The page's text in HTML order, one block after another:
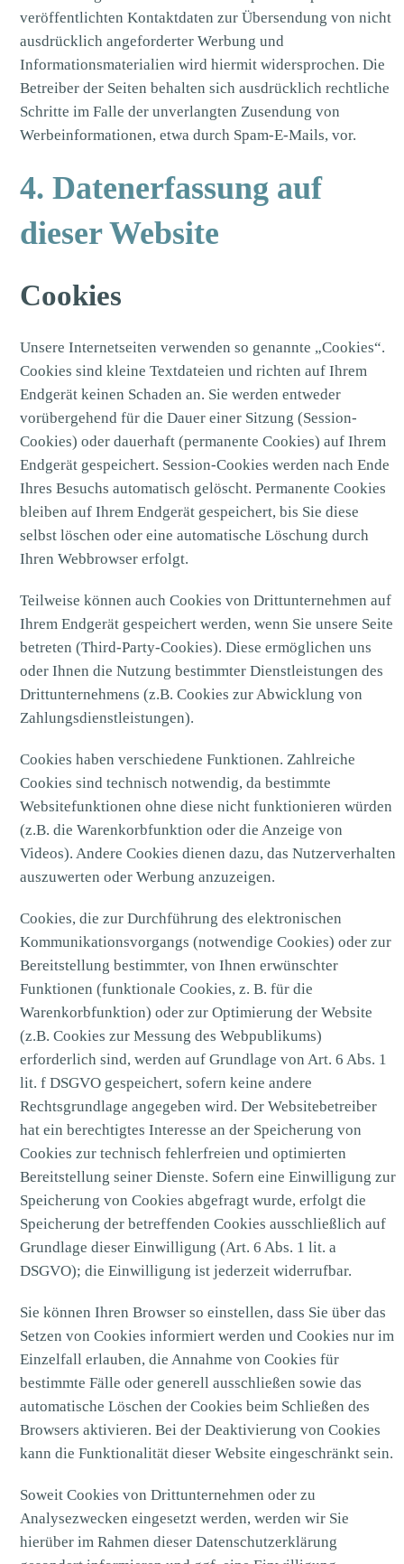
veröffentlichten Kontaktdaten zur Übersendung von nicht
ausdrücklich angeforderter Werbung und
Informationsmaterialien wird hiermit widersprochen. Die
Betreiber der Seiten behalten sich ausdrücklich rechtliche
Schritte im Falle der unverlangten Zusendung von
Werbeinformationen, etwa durch Spam-E-Mails, vor.
4. Datenerfassung auf
dieser Website
Cookies
Unsere Internetseiten verwenden so genannte „Cookies“.
Cookies sind kleine Textdateien und richten auf Ihrem
Endgerät keinen Schaden an. Sie werden entweder
vorübergehend für die Dauer einer Sitzung (Session-
Cookies) oder dauerhaft (permanente Cookies) auf Ihrem
Endgerät gespeichert. Session-Cookies werden nach Ende
Ihres Besuchs automatisch gelöscht. Permanente Cookies
bleiben auf Ihrem Endgerät gespeichert, bis Sie diese
selbst löschen oder eine automatische Löschung durch
Ihren Webbrowser erfolgt.
Teilweise können auch Cookies von Drittunternehmen auf
Ihrem Endgerät gespeichert werden, wenn Sie unsere Seite
betreten (Third-Party-Cookies). Diese ermöglichen uns
oder Ihnen die Nutzung bestimmter Dienstleistungen des
Drittunternehmens (z.B. Cookies zur Abwicklung von
Zahlungsdienstleistungen).
Cookies haben verschiedene Funktionen. Zahlreiche
Cookies sind technisch notwendig, da bestimmte
Websitefunktionen ohne diese nicht funktionieren würden
(z.B. die Warenkorbfunktion oder die Anzeige von
Videos). Andere Cookies dienen dazu, das Nutzerverhalten
auszuwerten oder Werbung anzuzeigen.
Cookies, die zur Durchführung des elektronischen
Kommunikationsvorgangs (notwendige Cookies) oder zur
Bereitstellung bestimmter, von Ihnen erwünschter
Funktionen (funktionale Cookies, z. B. für die
Warenkorbfunktion) oder zur Optimierung der Website
(z.B. Cookies zur Messung des Webpublikums)
erforderlich sind, werden auf Grundlage von Art. 6 Abs. 1
lit. f DSGVO gespeichert, sofern keine andere
Rechtsgrundlage angegeben wird. Der Websitebetreiber
hat ein berechtigtes Interesse an der Speicherung von
Cookies zur technisch fehlerfreien und optimierten
Bereitstellung seiner Dienste. Sofern eine Einwilligung zur
Speicherung von Cookies abgefragt wurde, erfolgt die
Speicherung der betreffenden Cookies ausschließlich auf
Grundlage dieser Einwilligung (Art. 6 Abs. 1 lit. a
DSGVO); die Einwilligung ist jederzeit widerrufbar.
Sie können Ihren Browser so einstellen, dass Sie über das
Setzen von Cookies informiert werden und Cookies nur im
Einzelfall erlauben, die Annahme von Cookies für
bestimmte Fälle oder generell ausschließen sowie das
automatische Löschen der Cookies beim Schließen des
Browsers aktivieren. Bei der Deaktivierung von Cookies
kann die Funktionalität dieser Website eingeschränkt sein.
Soweit Cookies von Drittunternehmen oder zu
Analysezwecken eingesetzt werden, werden wir Sie
hierüber im Rahmen dieser Datenschutzerklärung